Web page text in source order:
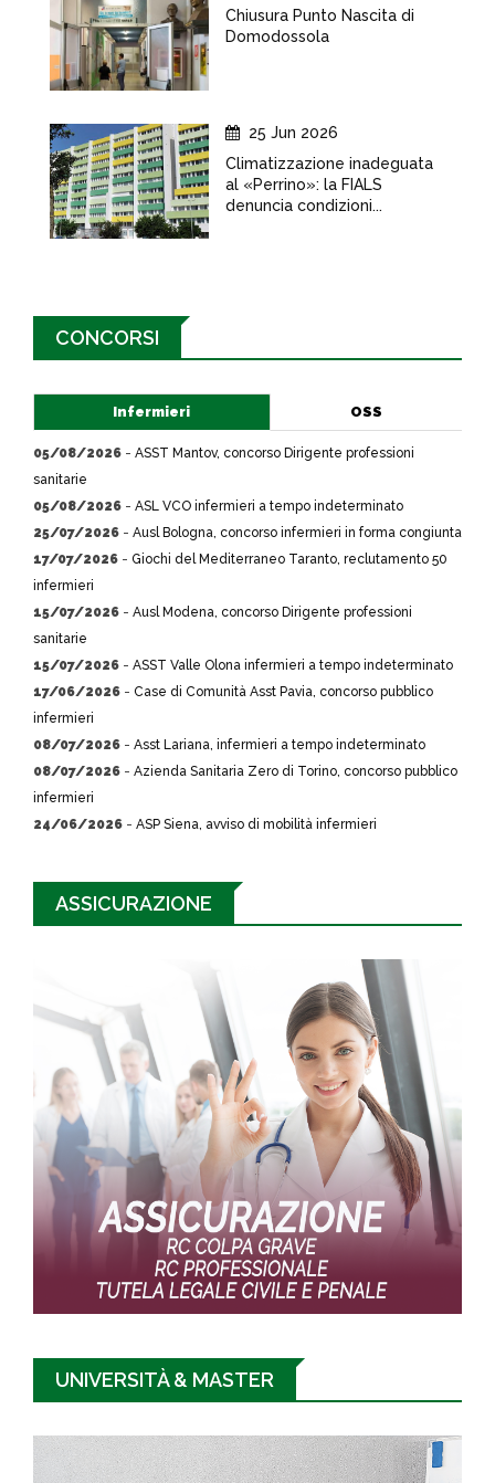
Chiusura Punto Nascita di
Domodossola
25 Jun 2026
Climatizzazione inadeguata
al «Perrino»: la FIALS
denuncia condizioni...
CONCORSI
Infermieri OSS
05/08/2026 - ASST Mantov, concorso Dirigente professioni
sanitarie
05/08/2026 - ASL VCO infermieri a tempo indeterminato
25/07/2026 - Ausl Bologna, concorso infermieri in forma congiunta
17/07/2026 - Giochi del Mediterraneo Taranto, reclutamento 50
infermieri
15/07/2026 - Ausl Modena, concorso Dirigente professioni
sanitarie
15/07/2026 - ASST Valle Olona infermieri a tempo indeterminato
17/06/2026 - Case di Comunità Asst Pavia, concorso pubblico
infermieri
08/07/2026 - Asst Lariana, infermieri a tempo indeterminato
08/07/2026 - Azienda Sanitaria Zero di Torino, concorso pubblico
infermieri
24/06/2026 - ASP Siena, avviso di mobilità infermieri
ASSICURAZIONE
UNIVERSITÀ & MASTER